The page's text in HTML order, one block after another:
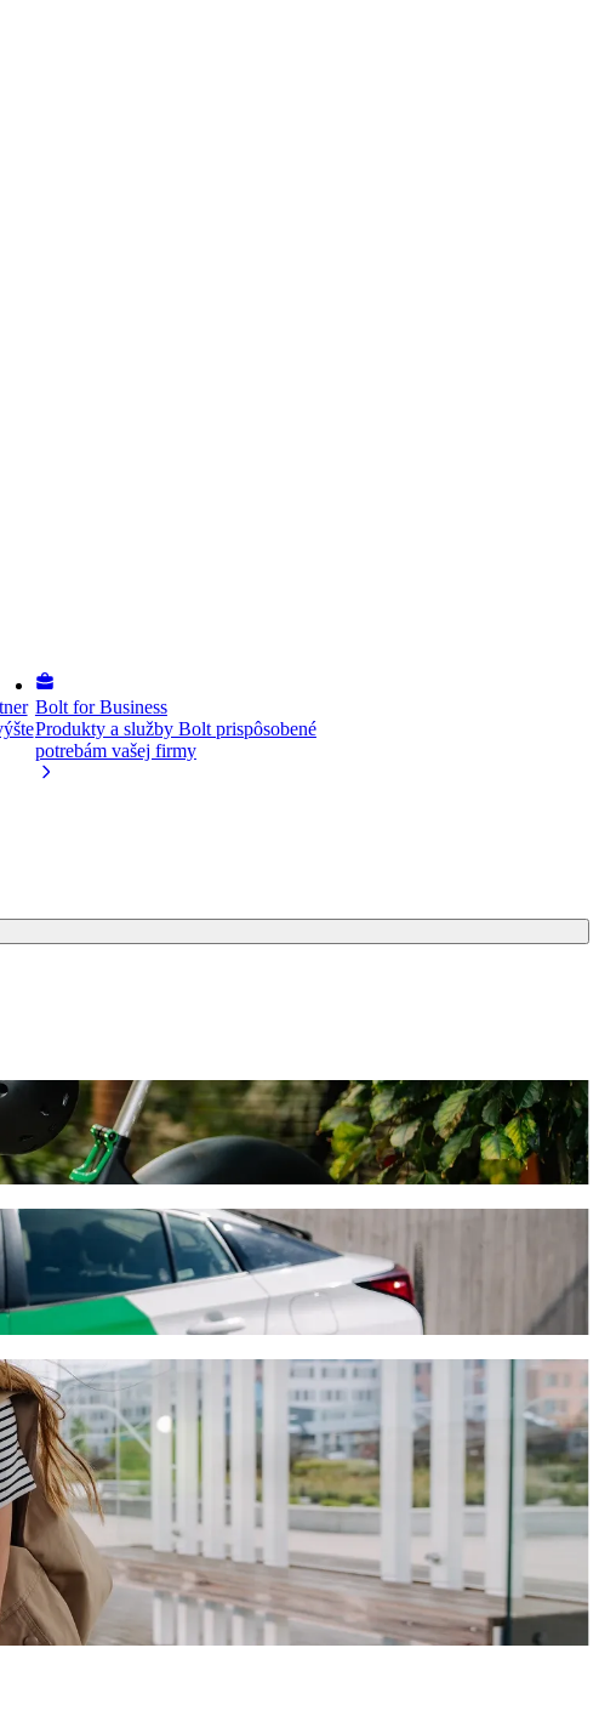
Bolt for Business
Produkty a služby Bolt prispôsobené
potrebám vašej firmy
11 min a bude stáť približne 15,30 € EUR. Máme pre teba ideálne